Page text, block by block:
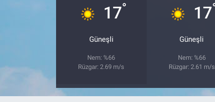
17°
Güneşli
Nem: %66
Rüzgar: 2.69 m/s
17
Güneşli
Nem: %66
Rüzgar: 2.61 m/s